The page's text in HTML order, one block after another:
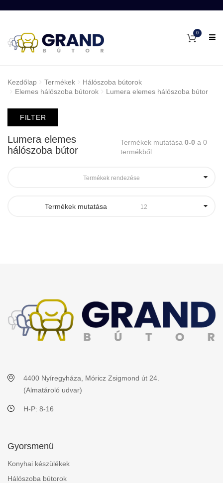
0
Kezdőlap Termékek
Hálószoba bútorok
Elemes hálószoba bútorok
Lumera elemes hálószoba bútor
FILTER
Lumera elemes
hálószoba bútor
Termékek mutatása 0-0 a 0
termékből
Termékek rendezése
Termékek mutatása 12
4400 Nyíregyháza, Móricz Zsigmond út 24.
(Almatároló udvar)
H-P: 8-16
Gyorsmenü
Konyhai készülékek
Hálószoba bútorok